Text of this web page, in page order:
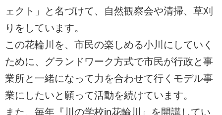
ェクト」と名づけて、自然観察会や清掃、草刈
りをしています。
この花輪川を、市民の楽しめる小川にしていく
ために、グランドワーク方式で市民が行政と事
業所と一緒になって力を合わせて行くモデル事
業にしたいと願って活動を続けています。
また、毎年『川の学校in花輪川』を開講してい